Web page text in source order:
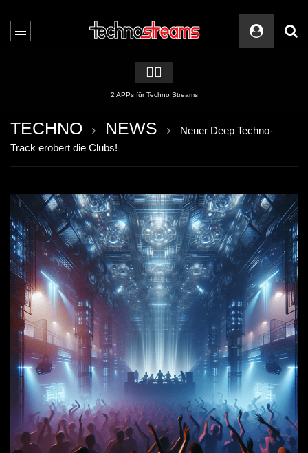
🏳️‍🌈
2 APPs für Techno Streams
TECHNO NEWS
Neuer Deep Techno-
Track erobert die Clubs!